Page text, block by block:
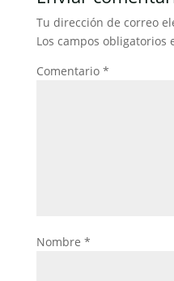
Tu dirección de correo
Los campos obligatorios
Comentario *
Nombre *